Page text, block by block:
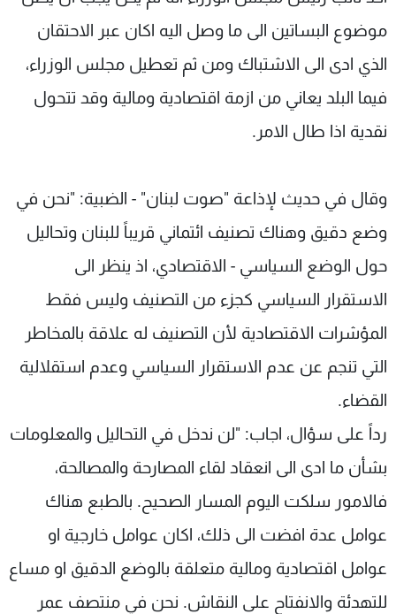
موضوع البساتين الى ما وصل اليه اكان عبر الاحتقان
الذي ادى الى الاشتباك ومن ثم تعطيل مجلس الوزراء،
فيما البلد يعاني من ازمة اقتصادية ومالية وقد تتحول
نقدية اذا طال الامر.
وقال في حديث لإذاعة "صوت لبنان" - الضبية: "نحن في
وضع دقيق وهناك تصنيف ائتماني قريباً للبنان وتحاليل
حول الوضع السياسي - الاقتصادي، اذ ينظر الى
الاستقرار السياسي كجزء من التصنيف وليس فقط
المؤشرات الاقتصادية لأن التصنيف له علاقة بالمخاطر
التي تنجم عن عدم الاستقرار السياسي وعدم استقلالية
القضاء.
رداً على سؤال، اجاب: "لن ندخل في التحاليل والمعلومات
بشأن ما ادى الى انعقاد لقاء المصارحة والمصالحة،
فالامور سلكت اليوم المسار الصحيح. بالطبع هناك
عوامل عدة افضت الى ذلك، اكان عوامل خارجية او
عوامل اقتصادية ومالية متعلقة بالوضع الدقيق او مساع
للتهدئة والانفتاح على النقاش. نحن في منتصف عمر
شاهد البرامج
الترددات
عن MTV
لاعلاناتكم
وظائف